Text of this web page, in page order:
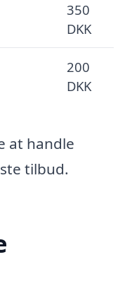
350
DKK
200
DKK
at handle
tilbud.